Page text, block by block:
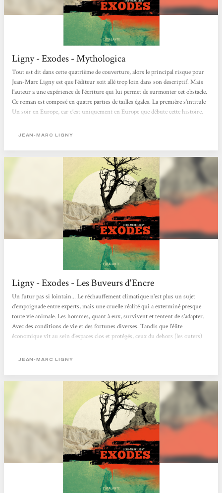
Ligny - Exodes - Mythologica
Tout est dit dans cette quatrième de couverture, alors le principal risque pour
Jean-Marc Ligny est que l’éditeur soit allé trop loin dans son descriptif. Mais
l’auteur a une expérience de l’écriture qui lui permet de surmonter cet obstacle.
Ce roman est composé en quatre parties de tailles égales. La première s’intitule
Un soir en Europe, car c’est uniquement en Europe que débute cette histoire.
haut. Malgré leur nombre, il ne se disperse pas et nous donne quelques clés de
JEAN-MARC LIGNY
Ligny - Exodes - Les Buveurs d'Encre
Un futur pas si lointain... Le réchauffement climatique n'est plus un sujet
d'empoignade entre experts, mais une cruelle réalité qui a exterminé presque
toute vie animale. Les hommes, quant à eux, survivent et tentent de s'adapter.
Avec des conditions de vie et des fortunes diverses. Tandis que l'élite
économique vit au sein d'espaces clos et protégés, ceux du dehors (les outers)
menace des Boutefeux, Mange-morts et autres marginaux. Si le roman de
JEAN-MARC LIGNY